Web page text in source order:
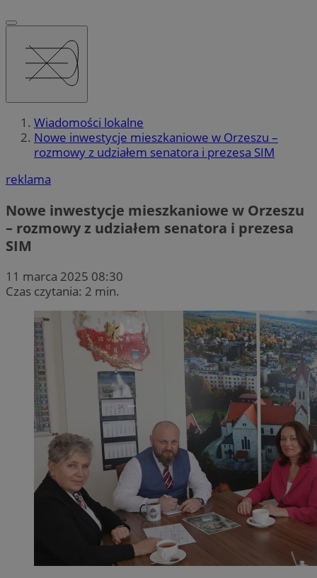
Wiadomości lokalne
Nowe inwestycje mieszkaniowe w Orzeszu –
rozmowy z udziałem senatora i prezesa SIM
reklama
Nowe inwestycje mieszkaniowe w Orzeszu
– rozmowy z udziałem senatora i prezesa
SIM
11 marca 2025 08:30
Czas czytania: 2 min.